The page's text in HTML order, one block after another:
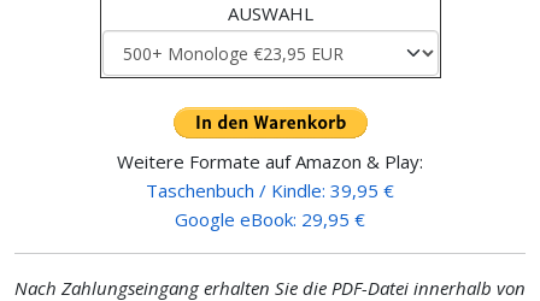
AUSWAHL
Weitere Formate auf Amazon & Play:
Taschenbuch / Kindle: 39,95 €
Google eBook: 29,95 €
Nach Zahlungseingang erhalten Sie die PDF-Datei innerhalb von